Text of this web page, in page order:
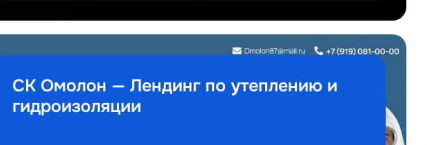
СК Омолон — Лендинг по утеплению и
гидроизоляции